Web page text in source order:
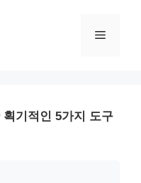
메
기적인 5가지 도구